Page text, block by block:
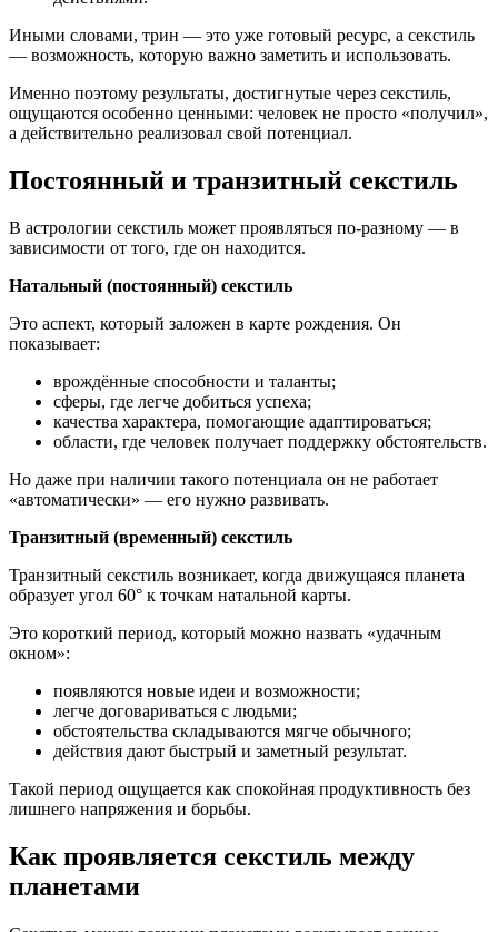
Иными словами, трин — это уже готовый ресурс, а секстиль
— возможность, которую важно заметить и использовать.
Именно поэтому результаты, достигнутые через секстиль,
ощущаются особенно ценными: человек не просто «получил»,
а действительно реализовал свой потенциал.
Постоянный и транзитный секстиль
В астрологии секстиль может проявляться по-разному — в
зависимости от того, где он находится.
Натальный (постоянный) секстиль
Это аспект, который заложен в карте рождения. Он
показывает:
врождённые способности и таланты;
сферы, где легче добиться успеха;
качества характера, помогающие адаптироваться;
области, где человек получает поддержку обстоятельств.
Но даже при наличии такого потенциала он не работает
«автоматически» — его нужно развивать.
Транзитный (временный) секстиль
Транзитный секстиль возникает, когда движущаяся планета
образует угол 60° к точкам натальной карты.
Это короткий период, который можно назвать «удачным
окном»:
появляются новые идеи и возможности;
легче договариваться с людьми;
обстоятельства складываются мягче обычного;
действия дают быстрый и заметный результат.
Такой период ощущается как спокойная продуктивность без
лишнего напряжения и борьбы.
Как проявляется секстиль между
планетами